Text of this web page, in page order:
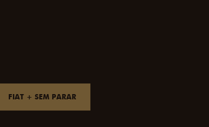
FIAT + SEM PARAR